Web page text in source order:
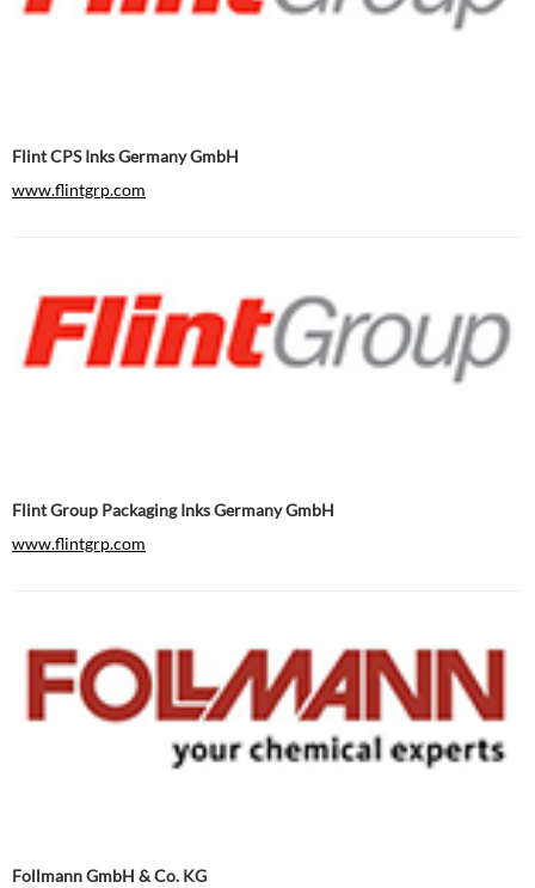
Flint CPS Inks Germany GmbH
www.flintgrp.com
Flint Group Packaging Inks Germany GmbH
www.flintgrp.com
Follmann GmbH & Co. KG